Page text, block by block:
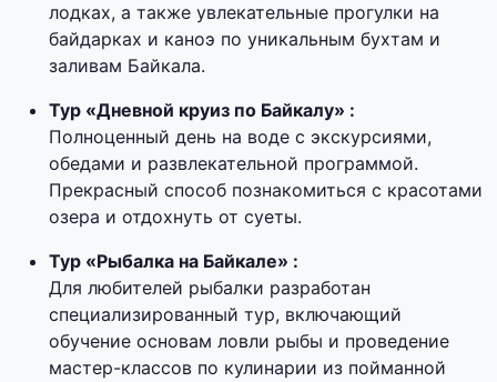
лодках, а также увлекательные прогулки на
байдарках и каноэ по уникальным бухтам и
заливам Байкала.
Тур «Дневной круиз по Байкалу» :
Полноценный день на воде с экскурсиями,
обедами и развлекательной программой.
Прекрасный способ познакомиться с красотами
озера и отдохнуть от суеты.
Тур «Рыбалка на Байкале» :
Для любителей рыбалки разработан
специализированный тур, включающий
обучение основам ловли рыбы и проведение
мастер-классов по кулинарии из пойманной